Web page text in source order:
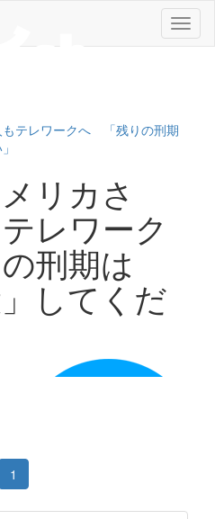
メ
ニ
もテレワークへ 「残りの刑期
リカさ
レワーク
刑期は
」してくだ
1